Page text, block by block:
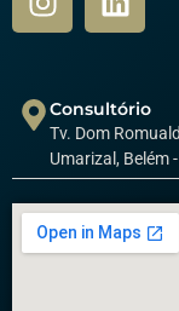
Consultório
Tv. Dom
Umarizal, Belém